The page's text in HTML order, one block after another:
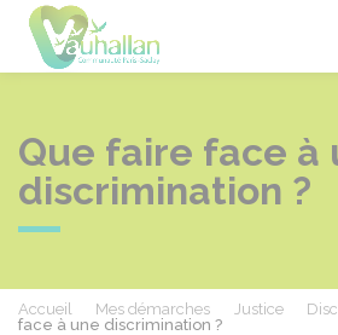
Que faire face à
discrimination ?
Accueil Mes démarches Justice
face à une discrimination ?